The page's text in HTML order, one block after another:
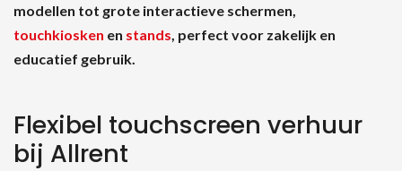
modellen tot grote interactieve schermen,
touchkiosken en stands , perfect voor zakelijk en
educatief gebruik.
Flexibel touchscreen verhuur
bij Allrent